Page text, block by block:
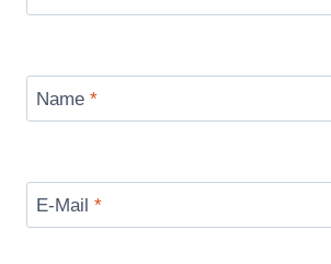
Name *
E-Mail *